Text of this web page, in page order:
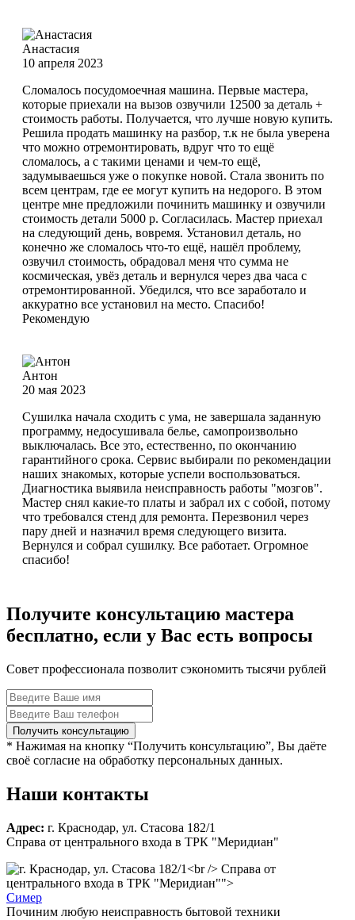
Анастасия
10 апреля 2023
Сломалось посудомоечная машина. Первые мастера,
которые приехали на вызов озвучили 12500 за деталь +
стоимость работы. Получается, что лучше новую купить.
Решила продать машинку на разбор, т.к не была уверена
что можно отремонтировать, вдруг что то ещё
сломалось, а с такими ценами и чем-то ещё,
задумываешься уже о покупке новой. Стала звонить по
всем центрам, где ее могут купить на недорого. В этом
центре мне предложили починить машинку и озвучили
стоимость детали 5000 р. Согласилась. Мастер приехал
на следующий день, вовремя. Установил деталь, но
конечно же сломалось что-то ещё, нашёл проблему,
озвучил стоимость, обрадовал меня что сумма не
космическая, увёз деталь и вернулся через два часа с
отремонтированной. Убедился, что все заработало и
аккуратно все установил на место. Спасибо!
Рекомендую
Антон
20 мая 2023
Сушилка начала сходить с ума, не завершала заданную
программу, недосушивала белье, самопроизвольно
выключалась. Все это, естественно, по окончанию
гарантийного срока. Сервис выбирали по рекомендации
наших знакомых, которые успели воспользоваться.
Диагностика выявила неисправность работы "мозгов".
Мастер снял какие-то платы и забрал их с собой, потому
что требовался стенд для ремонта. Перезвонил через
пару дней и назначил время следующего визита.
Вернулся и собрал сушилку. Все работает. Огромное
спасибо!
Получите консультацию мастера
бесплатно, если у Вас есть вопросы
Совет профессионала позволит сэкономить тысячи рублей
* Нажимая на кнопку “Получить консультацию”, Вы даёте
своё согласие на обработку персональных данных.
Наши контакты
Адрес: г. Краснодар, ул. Стасова 182/1
Справа от центрального входа в ТРК "Меридиан"
Справа от
центрального входа в ТРК "Меридиан"">
Симер
Починим любую неисправность бытовой техники